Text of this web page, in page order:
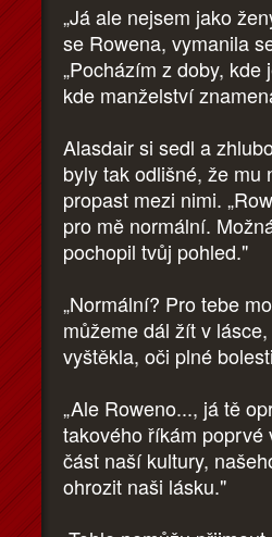
„Já ale nejsem jako
se Rowena, vymanila
„Pocházím z doby,
kde manželství
Alasdair si sedl a
byly tak odlišné, že mu
propast mezi nimi.
pro mě normální.
pochopil tvůj pohled."
„Normální? Pro tebe
můžeme dál žít v
vyštěkla, oči plné
„Ale Roweno..., já tě
takového říkám poprvé
část naší kultury,
ohrozit naši lásku."